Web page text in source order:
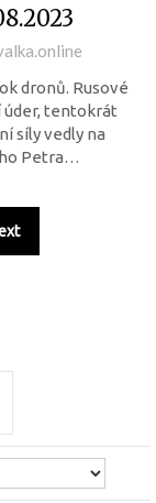
dronů. Rusové
úder, tentokrát
síly vedly na
Petra…